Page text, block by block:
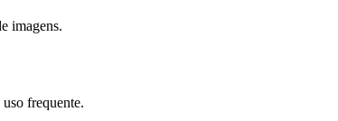
imagens.
frequente.